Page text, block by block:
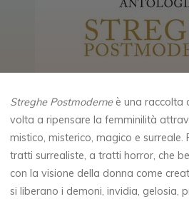
Streghe Postmoderne è una raccolta
volta a ripensare la femminilità
mistico, misterico, magico e surreale.
tratti surrealiste, a tratti horror, che
con la visione della donna come
si liberano i demoni, invidia, gelosia,